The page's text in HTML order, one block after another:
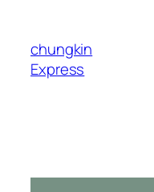
chungkin
Express